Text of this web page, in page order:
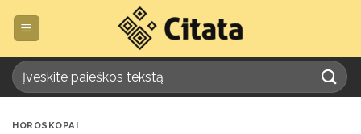
HOROSKOPAI